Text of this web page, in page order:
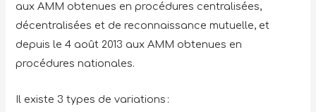
aux AMM obtenues en procédures centralisées,
décentralisées et de reconnaissance mutuelle, et
depuis le 4 août 2013 aux AMM obtenues en
procédures nationales.
Il existe 3 types de variations :